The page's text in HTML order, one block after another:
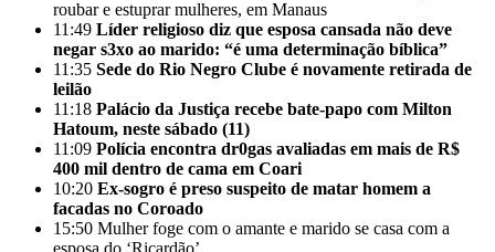
roubar e estuprar mulheres, em Manaus
11:49 Líder religioso diz que esposa cansada não deve
negar s3xo ao marido: “é uma determinação bíblica”
11:35 Sede do Rio Negro Clube é novamente retirada de
leilão
11:18 Palácio da Justiça recebe bate-papo com Milton
Hatoum, neste sábado (11)
11:09 Polícia encontra dr0gas avaliadas em mais de R$
400 mil dentro de cama em Coari
10:20 Ex-sogro é preso suspeito de matar homem a
facadas no Coroado
15:50 Mulher foge com o amante e marido se casa com a
esposa do ‘Ricardão’